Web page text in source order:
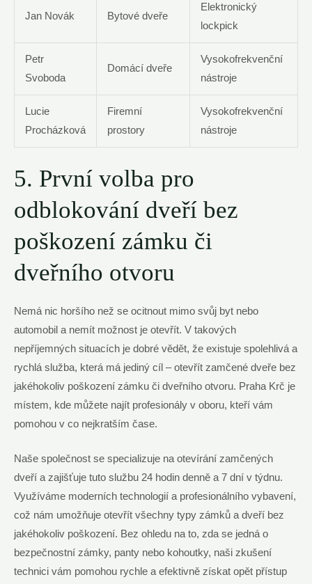
Jan Novák Bytové dveře
Elektronický
lockpick
Petr
Svoboda
Domácí dveře
Vysokofrekvenční
nástroje
Lucie
Procházková
Firemní
prostory
Vysokofrekvenční
nástroje
5. První volba pro
odblokování dveří bez
poškození zámku či
dveřního otvoru
Nemá nic horšího než se ocitnout mimo svůj byt nebo
automobil a nemít možnost je otevřít. V takových
nepříjemných situacích je dobré vědět, že existuje spolehlivá a
rychlá služba, která má jediný cíl – otevřít zamčené dveře bez
jakéhokoliv poškození zámku či dveřního otvoru. Praha Krč je
místem, kde můžete najít profesionály v oboru, kteří vám
pomohou v co nejkratším čase.
Naše společnost se specializuje na otevírání zamčených
dveří a zajišťuje tuto službu 24 hodin denně a 7 dní v týdnu.
Využíváme moderních technologií a profesionálního vybavení,
což nám umožňuje otevřít všechny typy zámků a dveří bez
jakéhokoliv poškození. Bez ohledu na to, zda se jedná o
bezpečnostní zámky, panty nebo kohoutky, naši zkušení
technici vám pomohou rychle a efektivně získat opět přístup